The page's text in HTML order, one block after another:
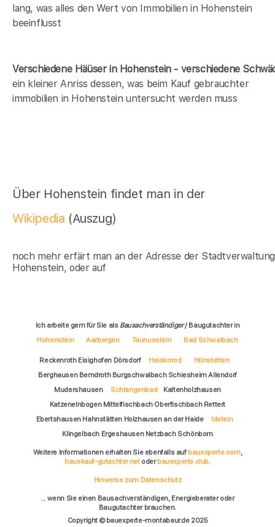
lang, was alles den Wert von Immobilien in Hohenstein
beeinflusst
Verschiedene Häüser in Hohenstein - verschiedene
ein kleiner Anriss dessen, was beim Kauf gebrauchter
immobilien in Hohenstein untersucht werden muss
Über Hohenstein findet man in der
Wikipedia (Auszug)
noch mehr erfärt man an der Adresse der
Hohenstein, oder auf
Ich arbeite gern für Sie als Bausachverständiger/ Baugutachter in
Hohenstein
Aarbergen Taunusstein Bad Schwalbach
Reckenroth Eisighofen Dörsdorf Heidenrod
Hünstetten
Berghausen Berndroth Burgschwalbach Schiesheim Allendorf
Mudershausen
Schlangenbad
Kaltenholzhausen
Katzenelnbogen Mittelfischbach Oberfischbach Rettert
Ebertshausen Hahnstätten Holzhausen an der Haide
Idstein
Klingelbach Ergeshausen Netzbach Schönborn
Weitere Informationen erhalten Sie ebenfalls auf bauexperte.com,
hauskauf-gutachter.netoderbauexperte.club.
Hinweise zum Datenschutz
... wenn Sie einen Bausachverständigen, Energieberater oder
Baugutachter brauchen.
Copyright © bauexperte-montabaur.de 2025